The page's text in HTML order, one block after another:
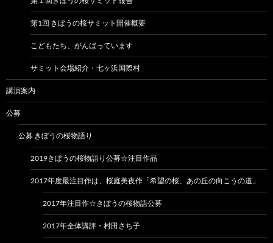
第1回 きぼうの桜サミット開催概要
こどもたち、がんばっています
サミット会場紹介・七ヶ浜国際村
講演案内
公募
公募 きぼうの桜物語り
2019きぼうの桜物語り公募☆注目作品
2017年度最注目作は、桜庭美夜作「希望の桜、あの丘の向こうの道」
2017年注目作☆きぼうの桜物語公募
2017年全体講評・村田さち子